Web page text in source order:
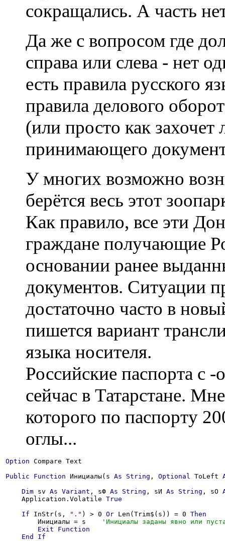
сокращались. А часть
Да же с вопросом где
справа или слева - нет
есть правила русского
правила делового
(или просто как захочет
принимающего
У многих возможно
берётся весь этот
Как правило, все эти
граждане получающие
основании ранее
документов. Ситуации
достаточно часто в
пишется вариант
языка носителя.
Российские паспорта с
сейчас в Татарстане.
которого по паспорту
оглы...
Option Compare Text
Public
Function Инициалы(s As String , Optional ToLeft
Dim sv As Variant , sФ As String , sИ As String , sО
    Application.Volatile
True
If InStr(s, "." ) > 0 Or Len(Trim$(s)) = 0 Then
        Инициалы = s
Exit
Function
End
If